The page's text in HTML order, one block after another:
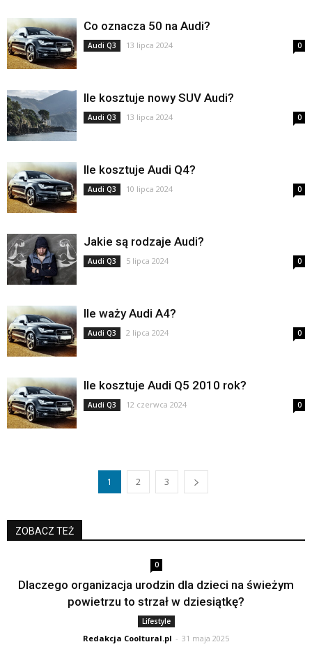
Co oznacza 50 na Audi?
Audi Q3 13 lipca 2024 0
Ile kosztuje nowy SUV Audi?
Audi Q3 13 lipca 2024 0
Ile kosztuje Audi Q4?
Audi Q3 10 lipca 2024 0
Jakie są rodzaje Audi?
Audi Q3 5 lipca 2024 0
Ile waży Audi A4?
Audi Q3 2 lipca 2024 0
Ile kosztuje Audi Q5 2010 rok?
Audi Q3 12 czerwca 2024 0
1 2 3
ZOBACZ TEŻ
0
Dlaczego organizacja urodzin dla dzieci na świeżym
powietrzu to strzał w dziesiątkę?
Lifestyle
Redakcja Cooltural.pl - 31 maja 2025